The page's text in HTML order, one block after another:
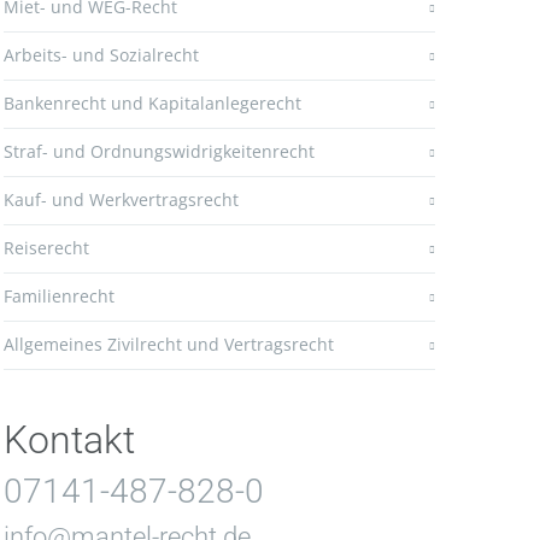
Miet- und WEG-Recht
Arbeits- und Sozialrecht
Bankenrecht und Kapitalanlegerecht
Straf- und Ordnungswidrigkeitenrecht
Kauf- und Werkvertragsrecht
Reiserecht
Familienrecht
Allgemeines Zivilrecht und Vertragsrecht
Kontakt
07141-487-828-0